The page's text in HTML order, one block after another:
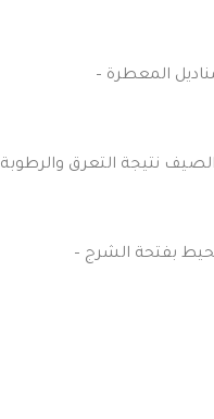
المعطرة
نتيجة التعرق والرطوبة
بفتحة الشرج